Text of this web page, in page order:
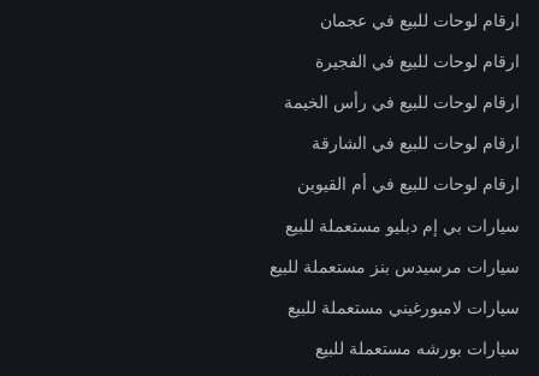
ارقام لوحات للبيع في عجمان
ارقام لوحات للبيع في الفجيرة
ارقام لوحات للبيع في رأس الخيمة
ارقام لوحات للبيع في الشارقة
ارقام لوحات للبيع في أم القيوين
سيارات بي إم دبليو مستعملة للبيع
سيارات مرسيدس بنز مستعملة للبيع
سيارات لامبورغيني مستعملة للبيع
سيارات بورشه مستعملة للبيع